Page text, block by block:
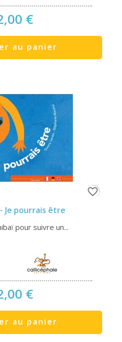
€
au panier
Je pourrais être
pour suivre un...
€
au panier
favorite_border